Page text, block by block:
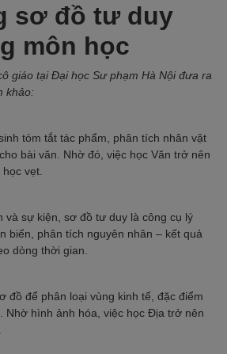
sơ đồ tư duy
môn học
giáo tại Đại học Sư phạm Hà Nội đưa ra
khảo:
tóm tắt tác phẩm, phân tích nhân vật
bài văn. Nhờ đó, việc học Văn trở nên
vẹt.
và sự kiện, sơ đồ tư duy là công cụ lý
biến, phân tích nguyên nhân – kết quả
dòng thời gian.
đồ để phân loại vùng kinh tế, đặc điểm
Nhờ hình ảnh hóa, việc học Địa trở nên